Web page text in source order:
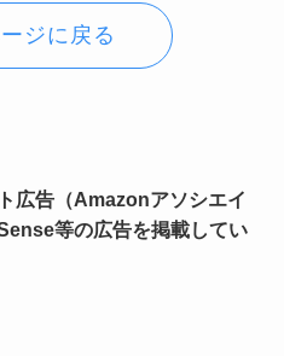
ジに戻る
広告（Amazonアソシエイ
等の広告を掲載してい